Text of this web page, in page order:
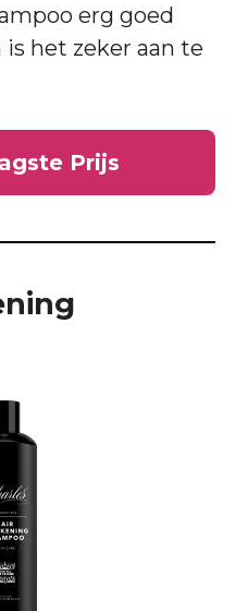
erg goed
het zeker aan te
Prijs